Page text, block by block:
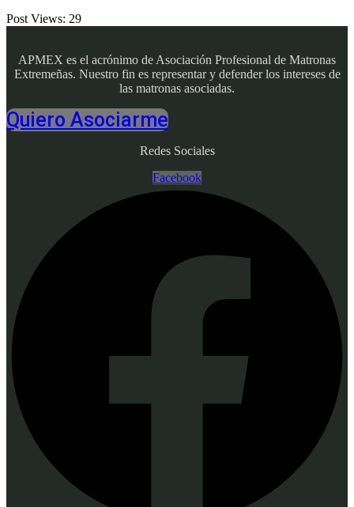
Post Views: 29
APMEX es el acrónimo de Asociación Profesional de Matronas
Extremeñas. Nuestro fin es representar y defender los intereses de
las matronas asociadas.
Quiero Asociarme
Redes Sociales
Facebook